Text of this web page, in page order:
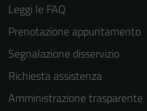
Leggi le FAQ
Prenotazione appuntamento
Segnalazione disservizio
Richiesta assistenza
Amministrazione trasparente